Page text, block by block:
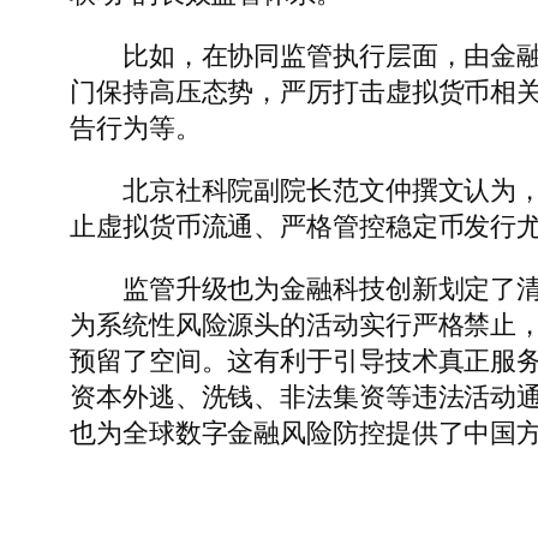
比如，在协同监管执行层面，由金融
门保持高压态势，严厉打击虚拟货币相
告行为等。
北京社科院副院长范文仲撰文认为，
止虚拟货币流通、严格管控稳定币发行
监管升级也为金融科技创新划定了清
为系统性风险源头的活动实行严格禁止
预留了空间。这有利于引导技术真正服
资本外逃、洗钱、非法集资等违法活动
也为全球数字金融风险防控提供了中国